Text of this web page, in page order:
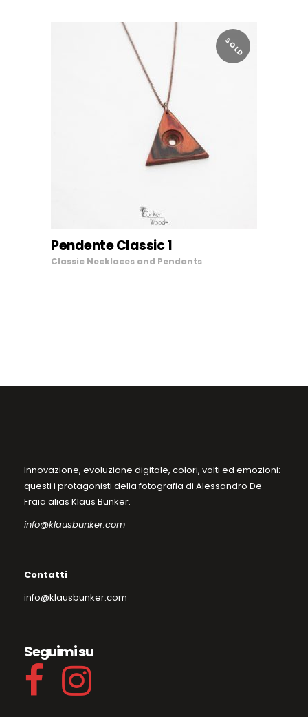
SOLD
LEGGI TUTTO
Pendente Classic 1
Classic Necklaces and Pendants
Innovazione, evoluzione digitale, colori, volti ed emozioni:
questi i protagonisti della fotografia di Alessandro De
Fraia alias Klaus Bunker.
info@klausbunker.com
Contatti
info@klausbunker.com
Seguimi su